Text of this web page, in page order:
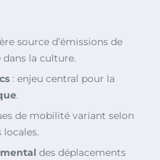
source d’émissions de
dans la culture.
: enjeu central pour la
.
de mobilité variant selon
locales.
des déplacements